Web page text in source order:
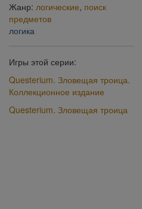
Жанр: логические, поиск
предметов
логика
Игры этой серии:
Questerium. Зловещая троица.
Коллекционное издание
Questerium. Зловещая троица